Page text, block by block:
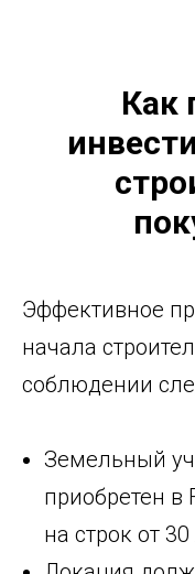
Как
Эффективное
начала
соблюдении
Земельный
приобретен в
на строк от 30